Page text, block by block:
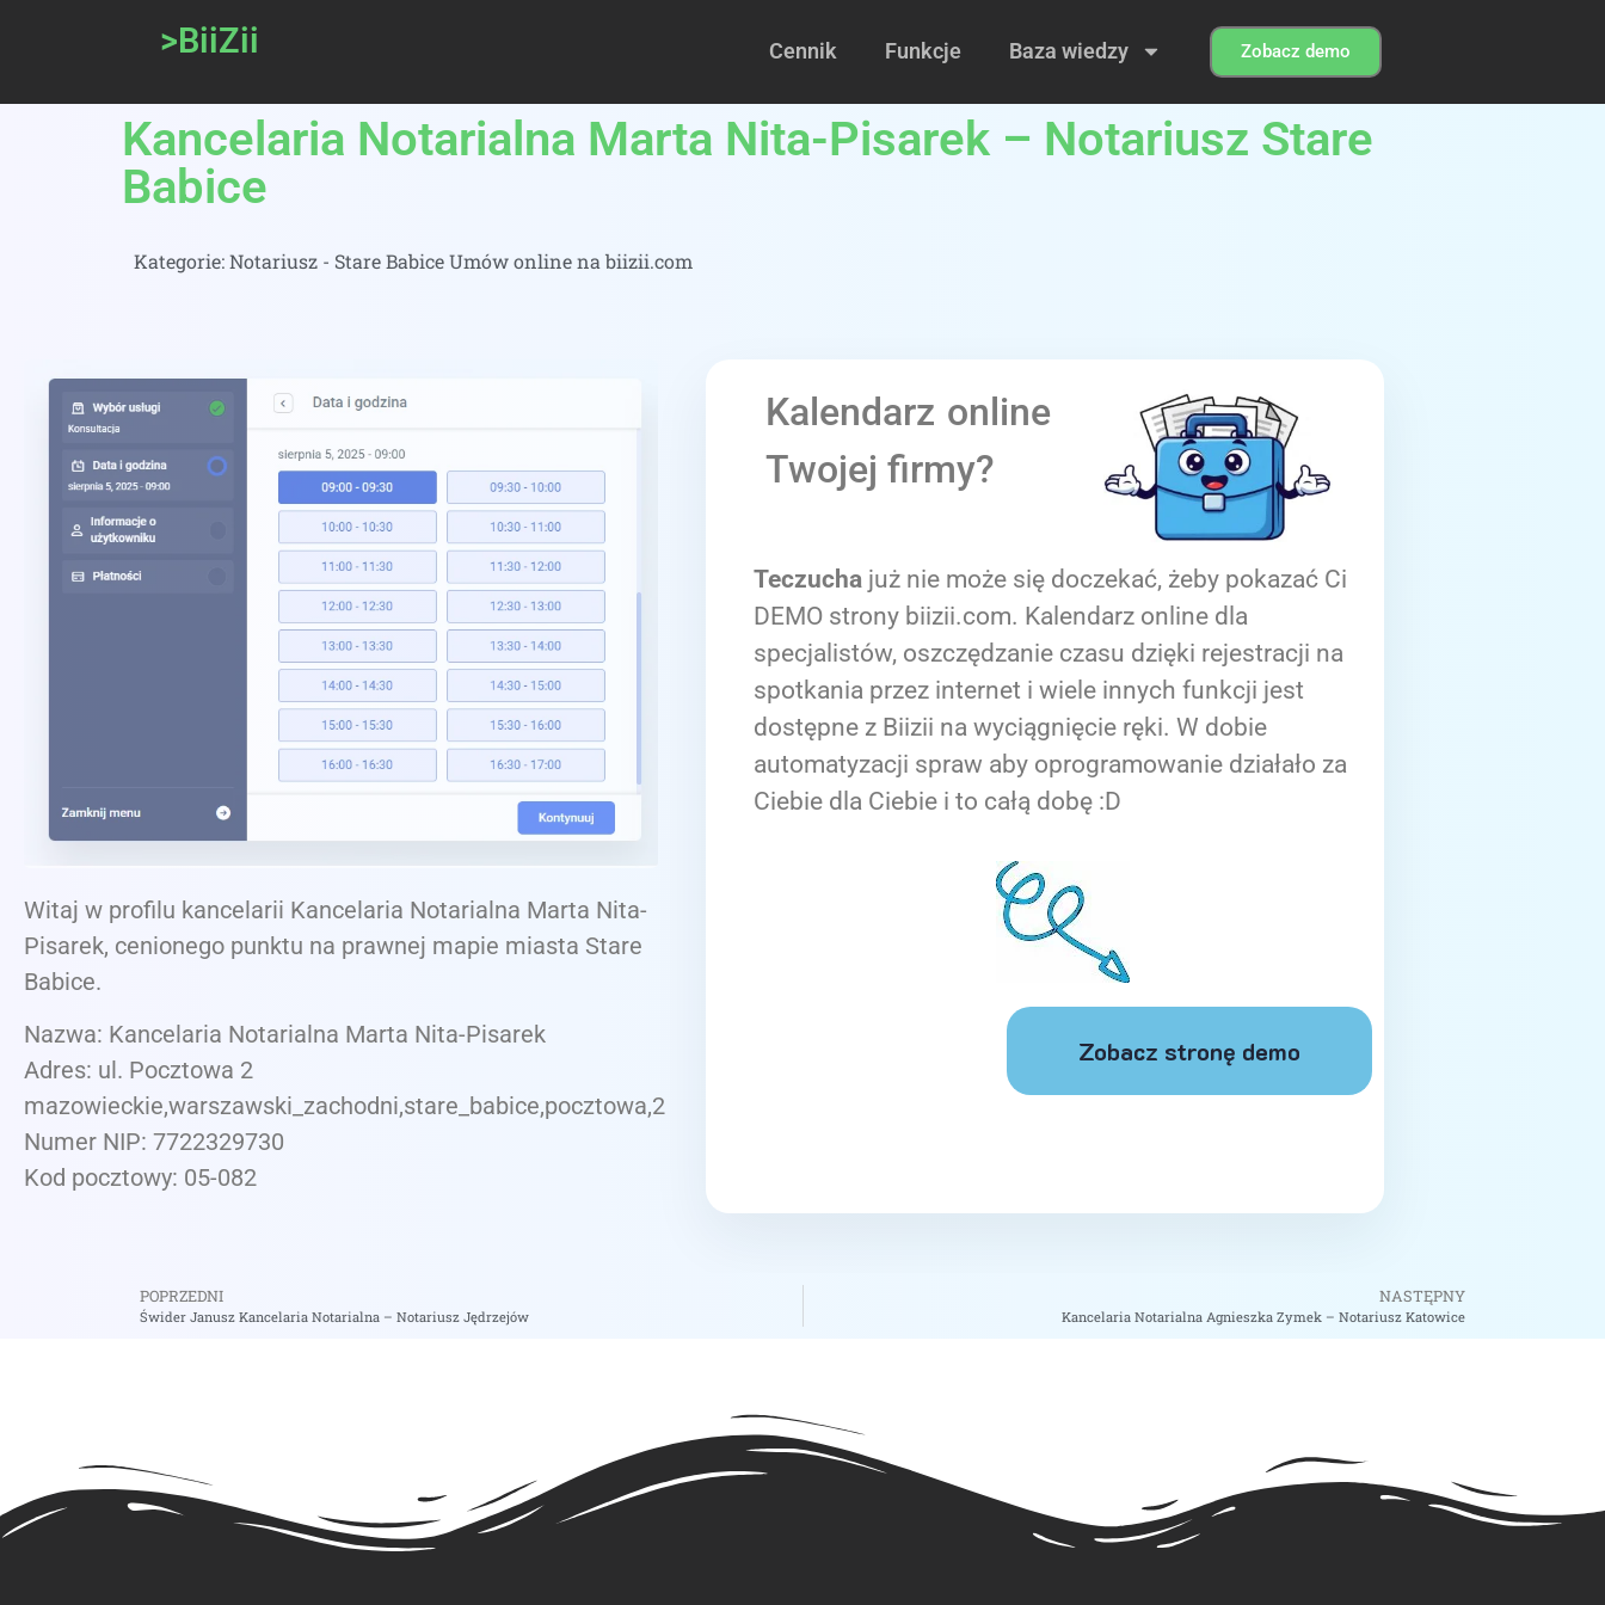
>BiiZii Cennik Funkcje Baza wiedzy Zobacz demo
Kancelaria Notarialna Marta Nita-Pisarek – Notariusz Stare
Babice
Kategorie:Notariusz - Stare Babice Umów online na biizii.com
Witaj w profilu kancelarii Kancelaria Notarialna Marta Nita-
Pisarek, cenionego punktu na prawnej mapie miasta Stare
Babice.
Nazwa: Kancelaria Notarialna Marta Nita-Pisarek
Adres: ul. Pocztowa 2
mazowieckie,warszawski_zachodni,stare_babice,pocztowa,2
Numer NIP: 7722329730
Kod pocztowy: 05-082
Kalendarz online
Twojej firmy?
Teczucha już nie może się doczekać, żeby pokazać Ci
DEMO strony biizii.com. Kalendarz online dla
specjalistów, oszczędzanie czasu dzięki rejestracji na
spotkania przez internet i wiele innych funkcji jest
dostępne z Biizii na wyciągnięcie ręki. W dobie
automatyzacji spraw aby oprogramowanie działało za
Ciebie dla Ciebie i to całą dobę :D
Zobacz stronę demo
POPRZEDNI
Świder Janusz Kancelaria Notarialna – Notariusz Jędrzejów
NASTĘPNY
Kancelaria Notarialna Agnieszka Zymek – Notariusz Katowice